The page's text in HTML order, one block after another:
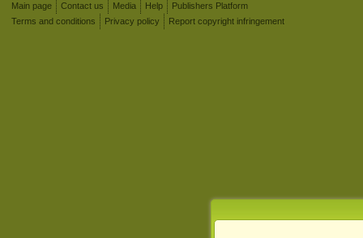
Main page Contact us Media Help
Publishers Platform
Terms and conditions
Privacy policy Report copyright infringement